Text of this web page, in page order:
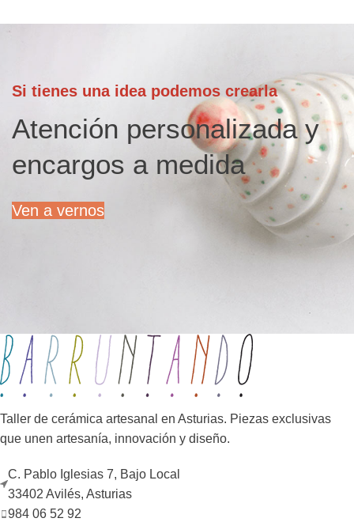
Si tienes una idea podemos crearla
Atención personalizada y
encargos a medida
Ven a vernos
Taller de cerámica artesanal en Asturias. Piezas exclusivas
que unen artesanía, innovación y diseño.
C. Pablo Iglesias 7, Bajo Local
33402 Avilés, Asturias
984 06 52 92